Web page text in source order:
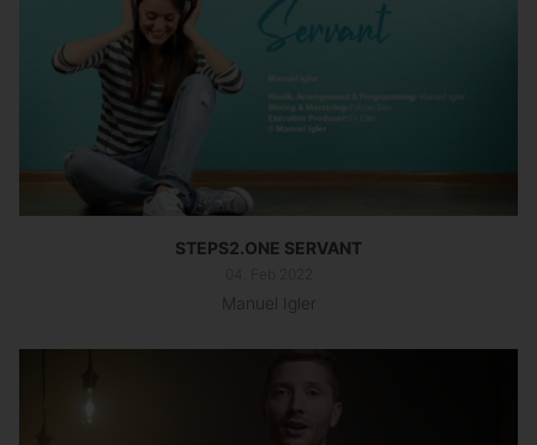
STEPS2.ONE SERVANT
Manuel Igler